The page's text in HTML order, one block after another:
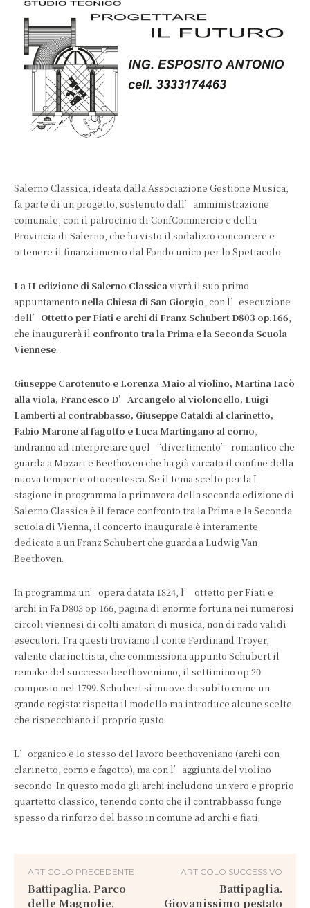
Salerno Classica, ideata dalla Associazione Gestione Musica,
fa parte di un progetto, sostenuto dall’amministrazione
comunale, con il patrocinio di ConfCommercio e della
Provincia di Salerno, che ha visto il sodalizio concorrere e
ottenere il finanziamento dal Fondo unico per lo Spettacolo.
La II edizione di Salerno Classicavivrà il suo primo
appuntamento nella Chiesa di San Giorgio, con l’esecuzione
dell’ Ottetto per Fiati e archi di Franz Schubert D803 op.166,
che inaugurerà il confronto tra la Prima e la Seconda Scuola
Viennese.
Giuseppe Carotenuto e Lorenza Maio al violino, Martina Iacò
alla viola, Francesco D’Arcangelo al violoncello, Luigi
Lamberti al contrabbasso, Giuseppe Cataldi al clarinetto,
Fabio Marone al fagotto e Luca Martingano al corno,
andranno ad interpretare quel “divertimento” romantico che
guarda a Mozart e Beethoven che ha già varcato il confine della
nuova temperie ottocentesca. Se il tema scelto per la I
stagione in programma la primavera della seconda edizione di
Salerno Classica è il ferace confronto tra la Prima e la Seconda
scuola di Vienna, il concerto inaugurale è interamente
dedicato a un Franz Schubert che guarda a Ludwig Van
Beethoven.
In programma un’opera datata 1824, l’ ottetto per Fiati e
archi in Fa D803 op.166, pagina di enorme fortuna nei numerosi
circoli viennesi di colti amatori di musica, non di rado validi
esecutori. Tra questi troviamo il conte Ferdinand Troyer,
valente clarinettista, che commissiona appunto Schubert il
remake del successo beethoveniano, il settimino op.20
composto nel 1799. Schubert si muove da subito come un
grande regista: rispetta il modello ma introduce alcune scelte
che rispecchiano il proprio gusto.
L’organico è lo stesso del lavoro beethoveniano (archi con
clarinetto, corno e fagotto), ma con l’aggiunta del violino
secondo. In questo modo gli archi includono un vero e proprio
quartetto classico, tenendo conto che il contrabbasso funge
spesso da rinforzo del basso in comune ad archi e fiati.
ARTICOLO PRECEDENTE
Battipaglia. Parco
delle Magnolie,
ARTICOLO SUCCESSIVO
Battipaglia.
Giovanissimo pestato